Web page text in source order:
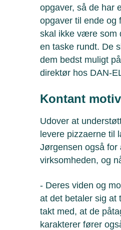
opgaver, så de har
opgaver til ende og
skal ikke være som
en taske rundt. De
dem bedst muligt
direktør hos DAN-
Kontant
Udover at
levere pizzaerne til
Jørgensen også
virksomheden, og
- Deres viden og
at det betaler sig at
takt med, at de
karakterer fører